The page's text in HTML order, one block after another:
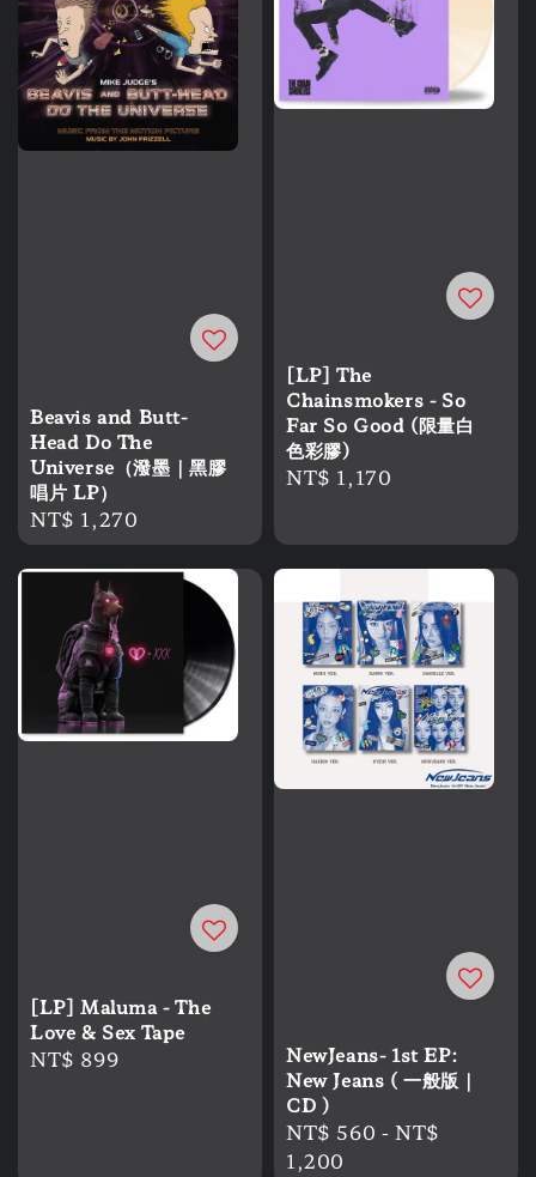
Beavis and Butt-
Head Do The
Universe（潑墨｜黑膠
唱片 LP）
Regular
price
NT$ 1,270
[LP] The
Chainsmokers - So
Far So Good (限量白
色彩膠)
Regular
NT$ 1,170
[LP] Maluma - The
Love & Sex Tape
Regular
NT$ 899
NewJeans- 1st EP:
New Jeans ( 一般版｜
CD )
Regular
price
NT$ 560 -NT$
1,200